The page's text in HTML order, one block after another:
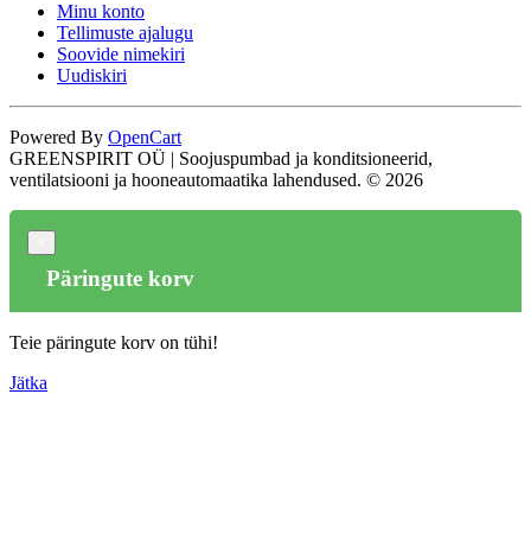
Minu konto
Tellimuste ajalugu
Soovide nimekiri
Uudiskiri
Powered By OpenCart
GREENSPIRIT OÜ | Soojuspumbad ja konditsioneerid,
ventilatsiooni ja hooneautomaatika lahendused. © 2026
Päringute korv
Teie päringute korv on tühi!
Jätka